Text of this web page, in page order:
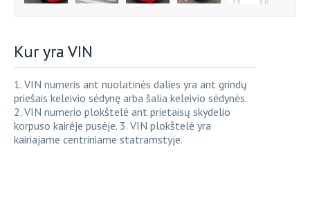
Kur yra VIN
1. VIN numeris ant nuolatinės dalies yra ant grindų
priešais keleivio sėdynę arba šalia keleivio sėdynės.
2. VIN numerio plokštelė ant prietaisų skydelio
korpuso kairėje pusėje. 3. VIN plokštelė yra
kairiajame centriniame statramstyje.